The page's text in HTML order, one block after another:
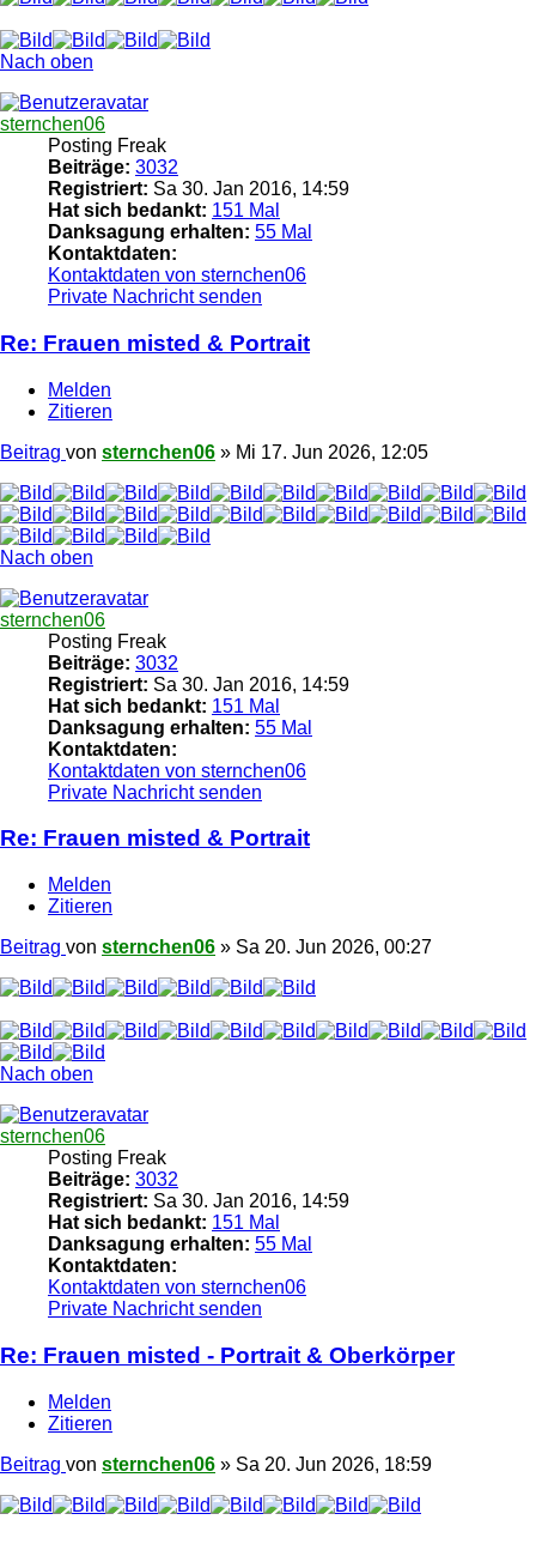
Nach oben
sternchen06
Posting Freak
Beiträge: 3032
Registriert: Sa 30. Jan 2016, 14:59
Hat sich bedankt: 151 Mal
Danksagung erhalten: 55 Mal
Kontaktdaten:
Kontaktdaten von sternchen06
Private Nachricht senden
Re: Frauen misted & Portrait
Melden
Zitieren
Beitrag von sternchen06 » Mi 17. Jun 2026, 12:05
Nach oben
sternchen06
Posting Freak
Beiträge: 3032
Registriert: Sa 30. Jan 2016, 14:59
Hat sich bedankt: 151 Mal
Danksagung erhalten: 55 Mal
Kontaktdaten:
Kontaktdaten von sternchen06
Private Nachricht senden
Re: Frauen misted & Portrait
Melden
Zitieren
Beitrag von sternchen06 » Sa 20. Jun 2026, 00:27
Nach oben
sternchen06
Posting Freak
Beiträge: 3032
Registriert: Sa 30. Jan 2016, 14:59
Hat sich bedankt: 151 Mal
Danksagung erhalten: 55 Mal
Kontaktdaten:
Kontaktdaten von sternchen06
Private Nachricht senden
Re: Frauen misted - Portrait & Oberkörper
Melden
Zitieren
Beitrag von sternchen06 » Sa 20. Jun 2026, 18:59